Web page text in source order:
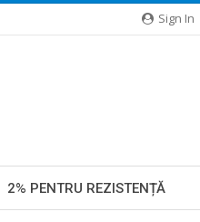
Sign In
2% PENTRU REZISTENȚĂ